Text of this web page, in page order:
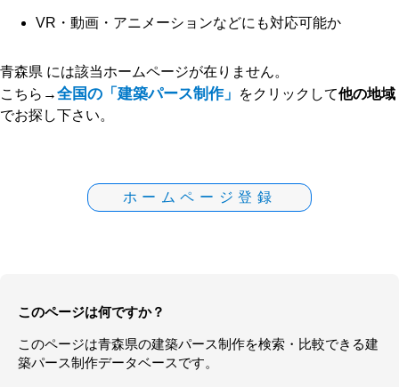
VR・動画・アニメーションなどにも対応可能か
青森県 には該当ホームページが在りません。
こちら→全国の「建築パース制作」 をクリックして他の地域
でお探し下さい。
ホームページ登録
このページは何ですか？
このページは青森県の建築パース制作を検索・比較できる建
築パース制作データベースです。